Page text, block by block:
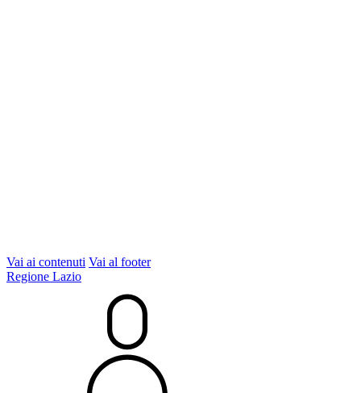
Vai ai contenuti Vai al footer
Regione Lazio